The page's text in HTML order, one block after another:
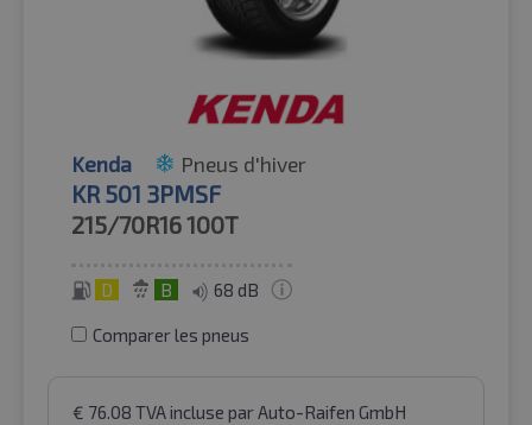
Kenda Pneus d'hiver
KR 501 3PMSF
215/70R16100T
D B 68 dB
Comparer les pneus
€ 76.08 TVA incluse par Auto-Raifen GmbH